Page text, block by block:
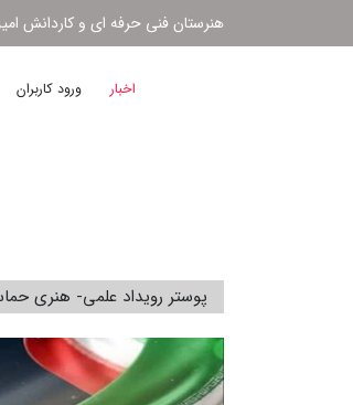
هنرستان فنی حرفه ای و کاردانش
اخبار ورود کاربران
پوستر رویداد علمی- هنری